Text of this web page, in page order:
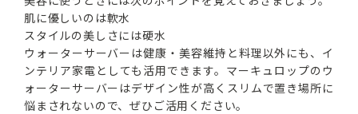
肌に優しいのは軟水
スタイルの美しさには硬水
ウォーターサーバーは健康・美容維持と料理以外にも、イ
ンテリア家電としても活用できます。マーキュロップのウ
ォーターサーバーはデザイン性が高くスリムで置き場所に
悩まされないので、ぜひご活用ください。